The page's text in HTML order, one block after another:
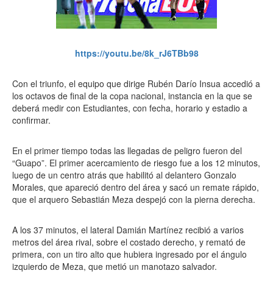
https://youtu.be/8k_rJ6TBb98
Con el triunfo, el equipo que dirige Rubén Darío Insua accedió a
los octavos de final de la copa nacional, instancia en la que se
deberá medir con Estudiantes, con fecha, horario y estadio a
confirmar.
En el primer tiempo todas las llegadas de peligro fueron del
“Guapo”. El primer acercamiento de riesgo fue a los 12 minutos,
luego de un centro atrás que habilitó al delantero Gonzalo
Morales, que apareció dentro del área y sacó un remate rápido,
que el arquero Sebastián Meza despejó con la pierna derecha.
A los 37 minutos, el lateral Damián Martínez recibió a varios
metros del área rival, sobre el costado derecho, y remató de
primera, con un tiro alto que hubiera ingresado por el ángulo
izquierdo de Meza, que metió un manotazo salvador.